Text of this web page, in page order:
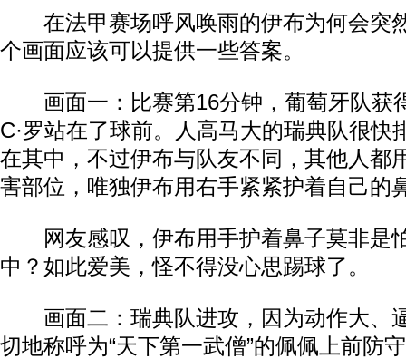
在法甲赛场呼风唤雨的伊布为何会突
个画面应该可以提供一些答案。
画面一：比赛第16分钟，葡萄牙队获
C·罗站在了球前。人高马大的瑞典队很快
在其中，不过伊布与队友不同，其他人都
害部位，唯独伊布用右手紧紧护着自己的
网友感叹，伊布用手护着鼻子莫非是
中？如此爱美，怪不得没心思踢球了。
画面二：瑞典队进攻，因为动作大、
切地称呼为“天下第一武僧”的佩佩上前防